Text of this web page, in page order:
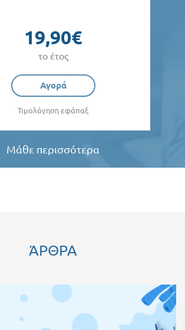
19,90€
το έτος
Αγορά
Τιμολόγηση εφάπαξ
Μάθε περισσότερα
ΆΡΘΡΑ